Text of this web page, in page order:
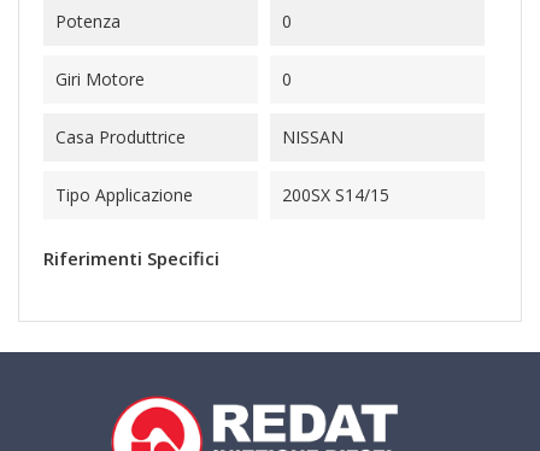
Potenza 0
Giri Motore 0
Casa Produttrice NISSAN
Tipo Applicazione 200SX S14/15
Riferimenti Specifici